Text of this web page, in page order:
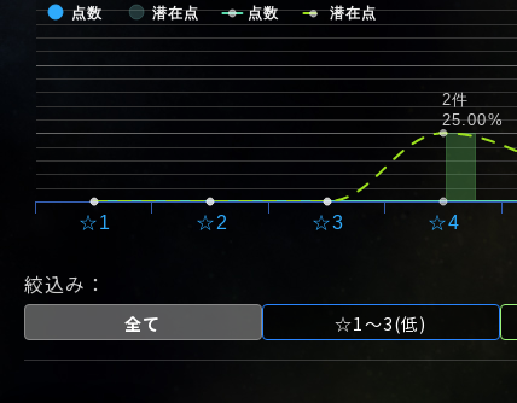
点数 潜在点 点数 潜在点
☆1 ☆2 ☆3 ☆4
2件
25.00%
絞込み：
全て ☆1～3(低)